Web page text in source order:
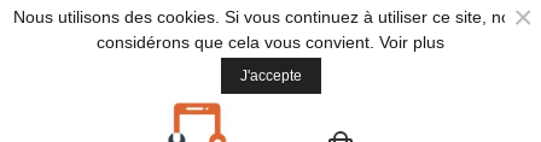
Nous utilisons des cookies. Si vous continuez à utiliser ce site, nous
considérons que cela vous convient. Voir plus
J'accepte
×